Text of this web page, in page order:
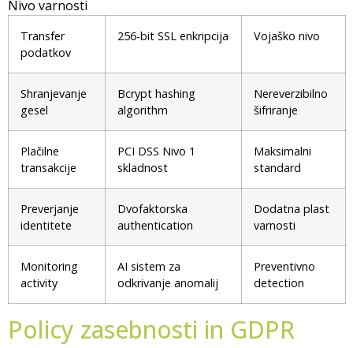
Nivo varnosti
Transfer
podatkov
256-bit SSL enkripcija Vojaško nivo
Shranjevanje
gesel
Bcrypt hashing
algorithm
Nereverzibilno
šifriranje
Plačilne
transakcije
PCI DSS Nivo 1
skladnost
Maksimalni
standard
Preverjanje
identitete
Dvofaktorska
authentication
Dodatna plast
varnosti
Monitoring
activity
AI sistem za
odkrivanje anomalij
Preventivno
detection
Policy zasebnosti in GDPR